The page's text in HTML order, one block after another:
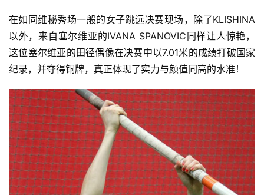
在如同维秘秀场一般的女子跳远决赛现场，除了KLISHINA
以外，来自塞尔维亚的IVANA SPANOVIC同样让人惊艳，
这位塞尔维亚的田径偶像在决赛中以7.01米的成绩打破国家
纪录，并夺得铜牌，真正体现了实力与颜值同高的水准！